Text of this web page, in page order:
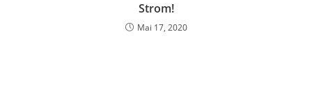
Strom!
Mai 17, 2020